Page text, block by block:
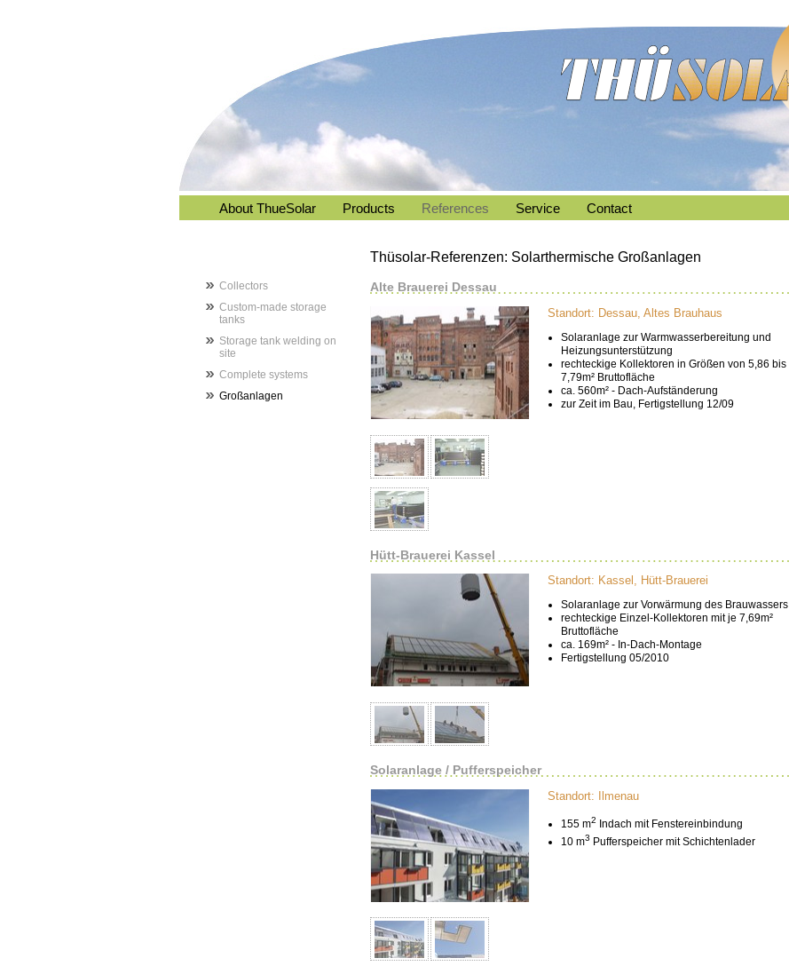
Thüsolar-Referenzen: Solarthermische Großanlagen
Alte Brauerei Dessau
Standort: Dessau, Altes Brauhaus
Solaranlage zur Warmwasserbereitung und
Heizungsunterstützung
rechteckige Kollektoren in Größen von 5,86 bis
7,79m² Bruttofläche
ca. 560m² - Dach-Aufständerung
zur Zeit im Bau, Fertigstellung 12/09
Hütt-Brauerei Kassel
Standort: Kassel, Hütt-Brauerei
Solaranlage zur Vorwärmung des Brauwassers
rechteckige Einzel-Kollektoren mit je 7,69m²
Bruttofläche
ca. 169m² - In-Dach-Montage
Fertigstellung 05/2010
Solaranlage / Pufferspeicher
Standort: Ilmenau
155 m2
Indach mit Fenstereinbindung
10 m3 Pufferspeicher mit Schichtenlader
Collectors
Custom-made storage
tanks
Storage tank welding on
site
Complete systems
Großanlagen
About ThueSolar Products References Service Contact